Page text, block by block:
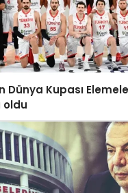
Dünya Kupası
oldu